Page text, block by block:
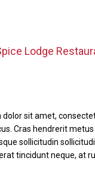
Lodge
dolor sit amet,
Cras hendrerit
sollicitudin
tincidunt neque, at